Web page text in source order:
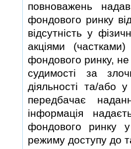
повноважень
фондового ринку
вiдсутнiсть у
акцiями
фондового ринку,
судимостi за
дiяльностi та/або
передбачає
iнформацiя
фондового ринку
режиму доступу до